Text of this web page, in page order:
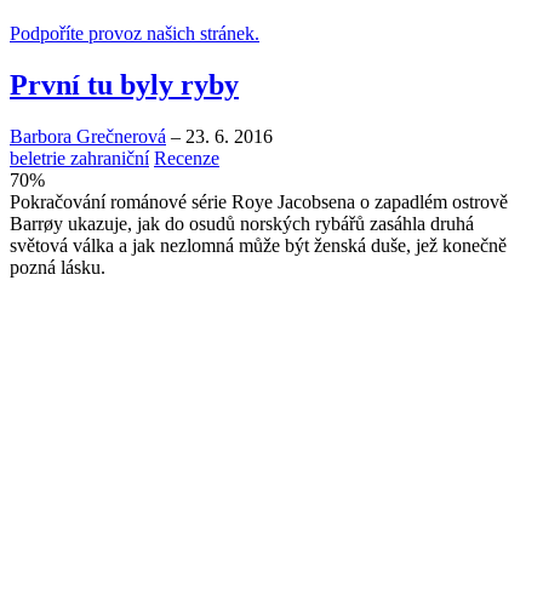
Podpoříte provoz našich stránek.
První tu byly ryby
Barbora Grečnerová – 23. 6. 2016
beletrie zahraniční Recenze
70%
Pokračování románové série Roye Jacobsena o zapadlém ostrově
Barrøy ukazuje, jak do osudů norských rybářů zasáhla druhá
světová válka a jak nezlomná může být ženská duše, jež konečně
pozná lásku.